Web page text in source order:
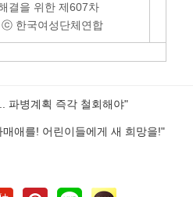
결을 위한 제607차
한국여성단체연합
파병계획 즉각 철회해야"
애를! 어린이들에게 새 희망을!"